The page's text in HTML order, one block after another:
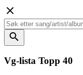
close
search
Vg-lista Topp 40